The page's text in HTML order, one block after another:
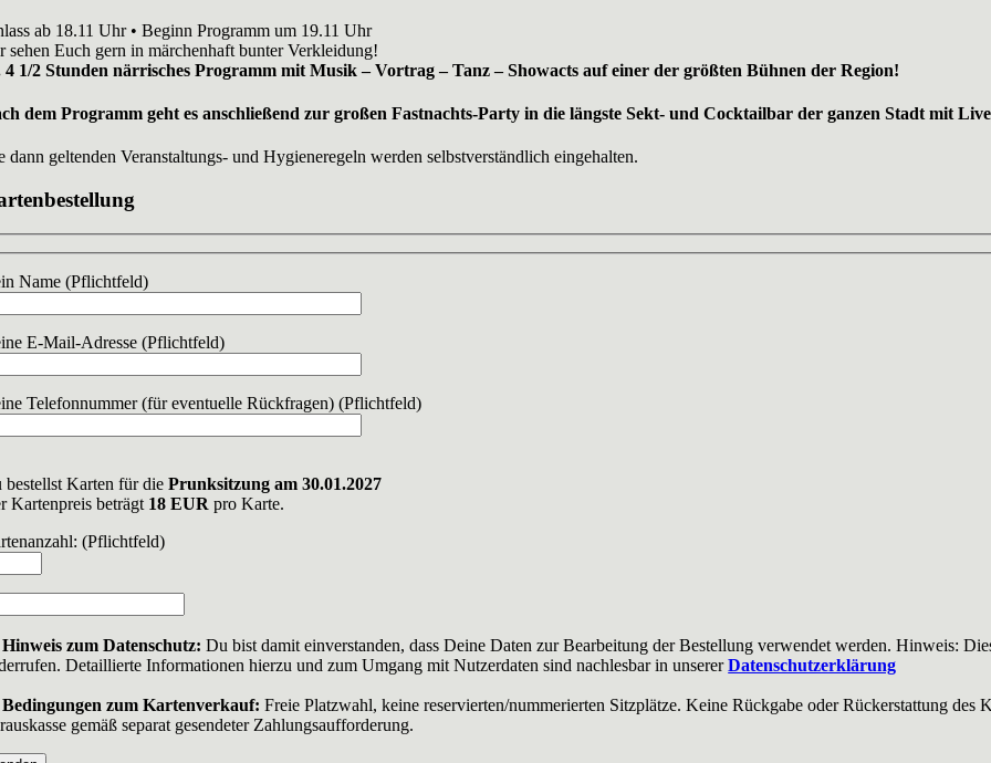
ab 18.11 Uhr • Beginn Programm um 19.11 Uhr
sehen Euch gern in märchenhaft bunter Verkleidung!
4 1/2 Stunden närrisches Programm mit Musik – Vortrag – Tanz – Showacts auf einer der größten Bühnen der Region!
dem Programm geht es anschließend zur großen Fastnachts-Party in die längste Sekt- und Cocktailbar der ganzen Stadt mit
dann geltenden Veranstaltungs- und Hygieneregeln werden selbstverständlich eingehalten.
Name (Pflichtfeld)
E-Mail-Adresse (Pflichtfeld)
Telefonnummer (für eventuelle Rückfragen) (Pflichtfeld)
bestellst Karten für diePrunksitzung am 30.01.2027
Kartenpreis beträgt 18 EUR pro Karte.
(Pflichtfeld)
Hinweis zum Datenschutz: Du bist damit einverstanden, dass Deine Daten zur Bearbeitung der Bestellung verwendet werden. Hinweis:
Detaillierte Informationen hierzu und zum Umgang mit Nutzerdaten sind nachlesbar in unsererDatenschutzerklärung
Bedingungen zum Kartenverkauf: Freie Platzwahl, keine reservierten/nummerierten Sitzplätze. Keine Rückgabe oder Rückerstattung des
gemäß separat gesendeter Zahlungsaufforderung.